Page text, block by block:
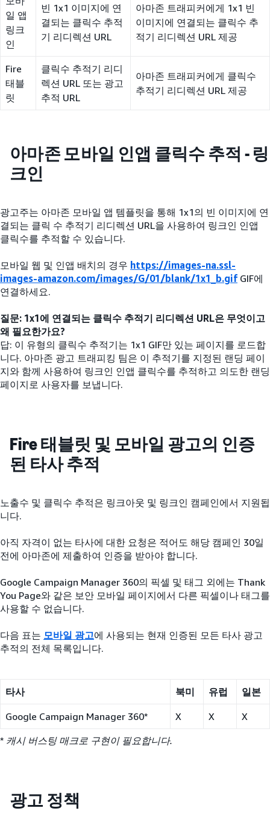
일 앱
링크
인
빈 1x1 이미지에 연
결되는 클릭수 추적
기 리디렉션 URL
아마존 트래피커에게 1x1 빈
이미지에 연결되는 클릭수 추
적기 리디렉션 URL 제공
Fire
태블
릿
클릭수 추적기 리디
렉션 URL 또는 광고
추적 URL
아마존 트래피커에게 클릭수
추적기 리디렉션 URL 제공
아마존 모바일 인앱 클릭수 추적 - 링
크인
광고주는 아마존 모바일 앱 템플릿을 통해 1x1의 빈 이미지에 연
결되는 클릭 수 추적기 리디렉션 URL을 사용하여 링크인 인앱
클릭수를 추적할 수 있습니다.
모바일 웹 및 인앱 배치의 경우 https://images-na.ssl-
images-amazon.com/images/G/01/blank/1x1_b.gif GIF에
연결하세요.
질문: 1x1에 연결되는 클릭수 추적기 리디렉션 URL은 무엇이고
왜 필요한가요?
답: 이 유형의 클릭수 추적기는 1x1 GIF만 있는 페이지를 로드합
니다. 아마존 광고 트래피킹 팀은 이 추적기를 지정된 랜딩 페이
지와 함께 사용하여 링크인 인앱 클릭수를 추적하고 의도한 랜딩
페이지로 사용자를 보냅니다.
Fire 태블릿 및 모바일 광고의 인증
된 타사 추적
노출수 및 클릭수 추적은 링크아웃 및 링크인 캠페인에서 지원됩
니다.
아직 자격이 없는 타사에 대한 요청은 적어도 해당 캠페인 30일
전에 아마존에 제출하여 인증을 받아야 합니다.
Google Campaign Manager 360의 픽셀 및 태그 외에는 Thank
You Page와 같은 보안 모바일 페이지에서 다른 픽셀이나 태그를
사용할 수 없습니다.
다음 표는 모바일 광고에 사용되는 현재 인증된 모든 타사 광고
추적의 전체 목록입니다.
타사 북미 유럽 일본
Google Campaign Manager 360* X X
X
* 캐시 버스팅 매크로 구현이 필요합니다.
광고 정책